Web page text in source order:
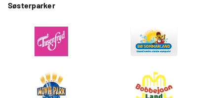
Søsterparker